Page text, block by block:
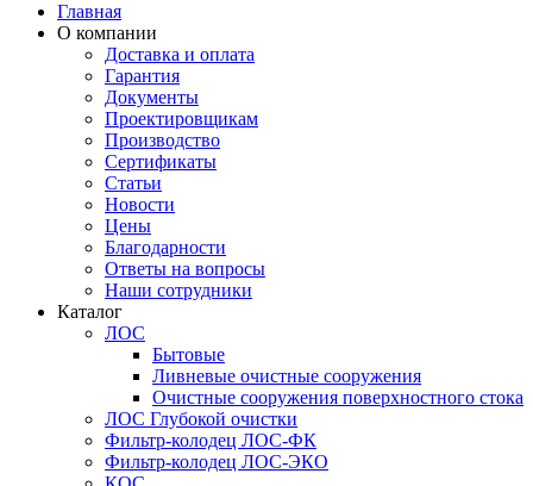
Главная
О компании
Доставка и оплата
Гарантия
Документы
Проектировщикам
Производство
Сертификаты
Статьи
Новости
Цены
Благодарности
Ответы на вопросы
Наши сотрудники
Каталог
ЛОС
Бытовые
Ливневые очистные сооружения
Очистные сооружения поверхностного стока
ЛОС Глубокой очистки
Фильтр-колодец ЛОС-ФК
Фильтр-колодец ЛОС-ЭКО